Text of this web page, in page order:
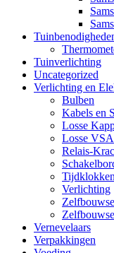
Tuinverlichting
Uncategorized
Verlichting en
Bulben
Kabels en
Losse
Losse VSA
Relais-
Tijdklokken
Verlichting
Vernevelaars
Verpakkingen